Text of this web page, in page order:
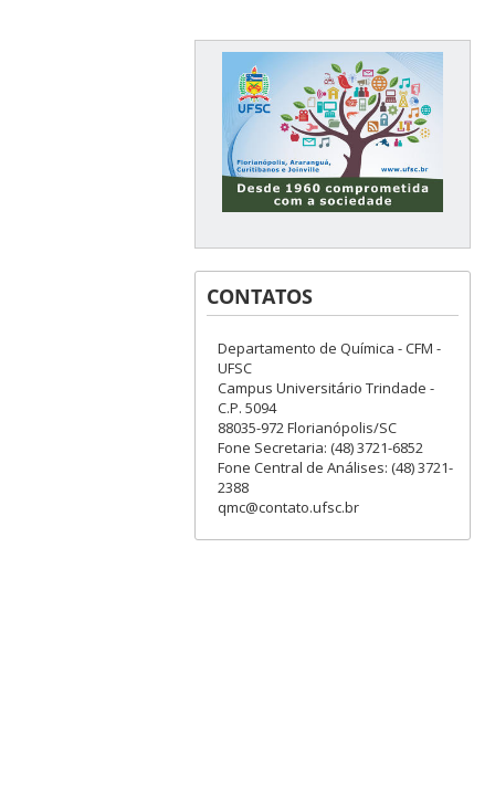
CONTATOS
Departamento de Química - CFM -
UFSC
Campus Universitário Trindade -
C.P. 5094
88035-972 Florianópolis/SC
Fone Secretaria: (48) 3721-6852
Fone Central de Análises: (48) 3721-
2388
qmc@contato.ufsc.br